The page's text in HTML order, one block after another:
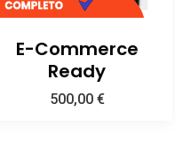
E-Commerce
Ready
500,00 €